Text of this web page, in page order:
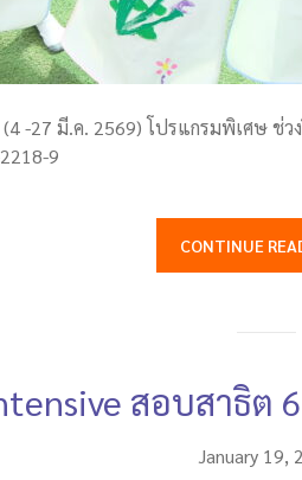
-27 มี.ค. 2569) โปรแกรมพิเศษ ช่
9
CONTINUE
สอบสาธิต
January 19,